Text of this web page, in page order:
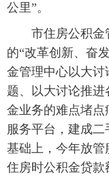
公里”。
市住房公积金
的“改革创新、奋
金管理中心以大
题、以大讨论推
金业务的难点堵
服务平台，建成
基础上，今年放
住房时公积金贷